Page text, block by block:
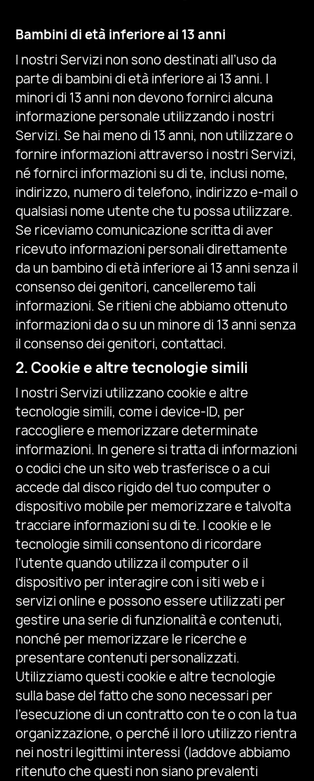
Bambini di età inferiore ai 13 anni
I nostri Servizi non sono destinati all’uso da
parte di bambini di età inferiore ai 13 anni. I
minori di 13 anni non devono fornirci alcuna
informazione personale utilizzando i nostri
Servizi. Se hai meno di 13 anni, non utilizzare o
fornire informazioni attraverso i nostri Servizi,
né fornirci informazioni su di te, inclusi nome,
indirizzo, numero di telefono, indirizzo e-mail o
qualsiasi nome utente che tu possa utilizzare.
Se riceviamo comunicazione scritta di aver
ricevuto informazioni personali direttamente
da un bambino di età inferiore ai 13 anni senza il
consenso dei genitori, cancelleremo tali
informazioni. Se ritieni che abbiamo ottenuto
informazioni da o su un minore di 13 anni senza
il consenso dei genitori, contattaci.
2. Cookie e altre tecnologie simili
I nostri Servizi utilizzano cookie e altre
tecnologie simili, come i device-ID, per
raccogliere e memorizzare determinate
informazioni. In genere si tratta di informazioni
o codici che un sito web trasferisce o a cui
accede dal disco rigido del tuo computer o
dispositivo mobile per memorizzare e talvolta
tracciare informazioni su di te. I cookie e le
tecnologie simili consentono di ricordare
l’utente quando utilizza il computer o il
dispositivo per interagire con i siti web e i
servizi online e possono essere utilizzati per
gestire una serie di funzionalità e contenuti,
nonché per memorizzare le ricerche e
presentare contenuti personalizzati.
Utilizziamo questi cookie e altre tecnologie
sulla base del fatto che sono necessari per
l’esecuzione di un contratto con te o con la tua
organizzazione, o perché il loro utilizzo rientra
nei nostri legittimi interessi (laddove abbiamo
ritenuto che questi non siano prevalenti